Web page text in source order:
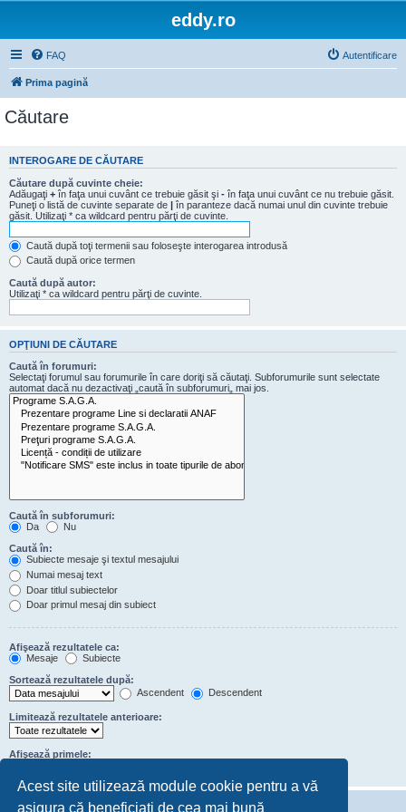
Acest site utilizează module cookie pentru a vă
asigura că beneficiați de cea mai bună
eddy.ro
FAQ Autentificare
Prima pagină
Căutare
INTEROGARE DE CĂUTARE
Căutare după cuvinte cheie:
Adăugaţi + în faţa unui cuvânt ce trebuie găsit şi - în faţa unui cuvânt ce nu trebuie găsit.
Puneţi o listă de cuvinte separate de | în paranteze dacă numai unul din cuvinte trebuie
găsit. Utilizaţi * ca wildcard pentru părţi de cuvinte.
Caută după toţi termenii sau foloseşte interogarea introdusă
Caută după orice termen
Caută după autor:
Utilizaţi * ca wildcard pentru părţi de cuvinte.
OPŢIUNI DE CĂUTARE
Caută în forumuri:
Selectaţi forumul sau forumurile în care doriţi să căutaţi. Subforumurile sunt selectate
automat dacă nu dezactivaţi „caută în subforumuri„ mai jos.
Caută în subforumuri:
Da
Nu
Caută în:
Subiecte mesaje şi textul mesajului
Numai mesaj text
Doar titlul subiectelor
Doar primul mesaj din subiect
Afişează rezultatele ca:
Mesaje
Subiecte
Sortează rezultatele după:
Ascendent
Descendent
Limitează rezultatele anterioare:
Afişează primele: